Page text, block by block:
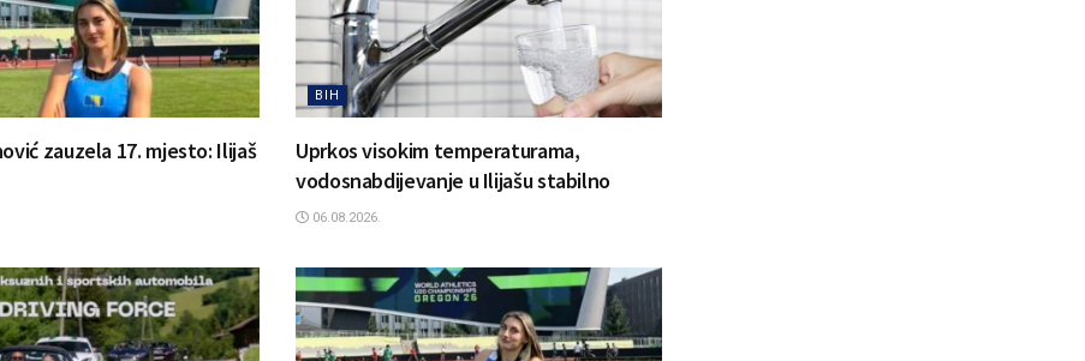
zauzela 17. mjesto: Ilijaš
BIH
Uprkos visokim temperaturama,
vodosnabdijevanje u Ilijašu stabilno
06.08.2026.